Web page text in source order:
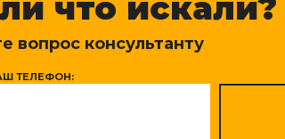
что искали?
вопрос консультанту
ТЕЛЕФОН: